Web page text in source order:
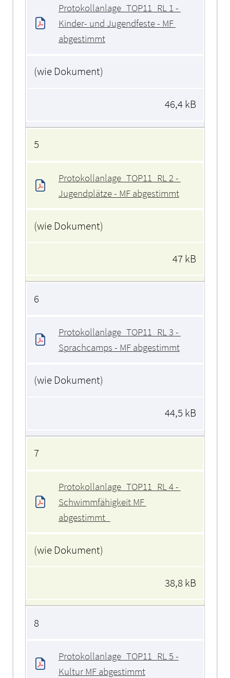
Protokollanlage_TOP11_RL 1 -
Kinder- und Jugendfeste - MF
abgestimmt
(wie Dokument)
46,4 kB
5
Protokollanlage_TOP11_RL 2 -
Jugendplätze - MF abgestimmt
(wie Dokument)
47 kB
6
Protokollanlage_TOP11_RL 3 -
Sprachcamps - MF abgestimmt
(wie Dokument)
44,5 kB
7
Protokollanlage_TOP11_RL 4 -
Schwimmfähigkeit MF
abgestimmt_
(wie Dokument)
38,8 kB
8
Protokollanlage_TOP11_RL 5 -
Kultur MF abgestimmt